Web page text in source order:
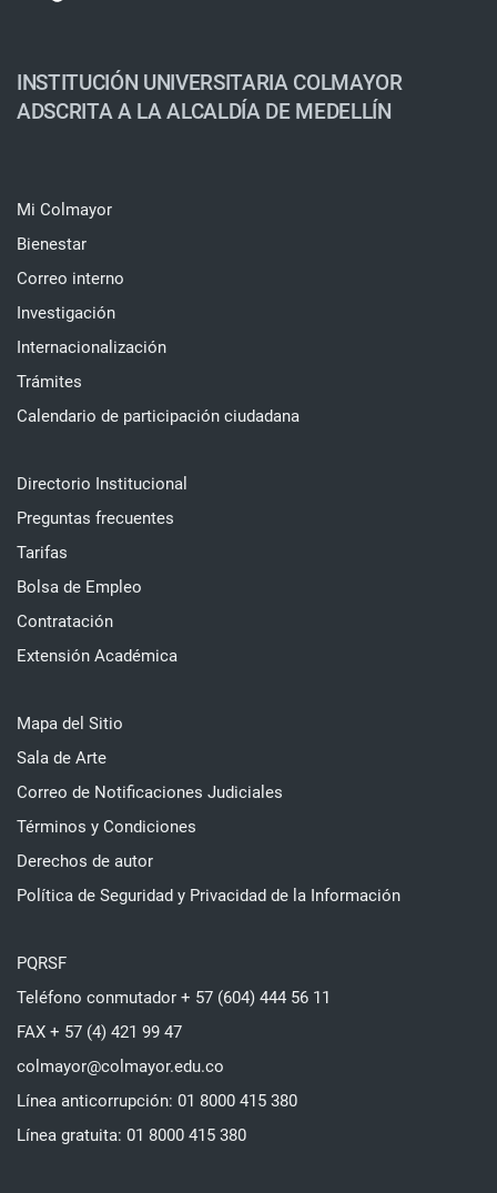
INSTITUCIÓN UNIVERSITARIA COLMAYOR
ADSCRITA A LA ALCALDÍA DE MEDELLÍN
Mi Colmayor
Bienestar
Correo interno
Investigación
Internacionalización
Trámites
Calendario de participación ciudadana
Directorio Institucional
Preguntas frecuentes
Tarifas
Bolsa de Empleo
Contratación
Extensión Académica
Mapa del Sitio
Sala de Arte
Correo de Notificaciones Judiciales
Términos y Condiciones
Derechos de autor
Política de Seguridad y Privacidad de la Información
PQRSF
Teléfono conmutador + 57 (604) 444 56 11
FAX + 57 (4) 421 99 47
colmayor@colmayor.edu.co
Línea anticorrupción: 01 8000 415 380
Línea gratuita: 01 8000 415 380